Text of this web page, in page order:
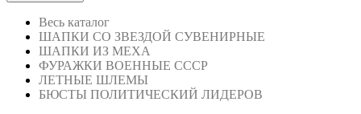
Весь каталог
ШАПКИ СО ЗВЕЗДОЙ СУВЕНИРНЫЕ
ШАПКИ ИЗ МЕХА
ФУРАЖКИ ВОЕННЫЕ СССР
ЛЕТНЫЕ ШЛЕМЫ
БЮСТЫ ПОЛИТИЧЕСКИЙ ЛИДЕРОВ